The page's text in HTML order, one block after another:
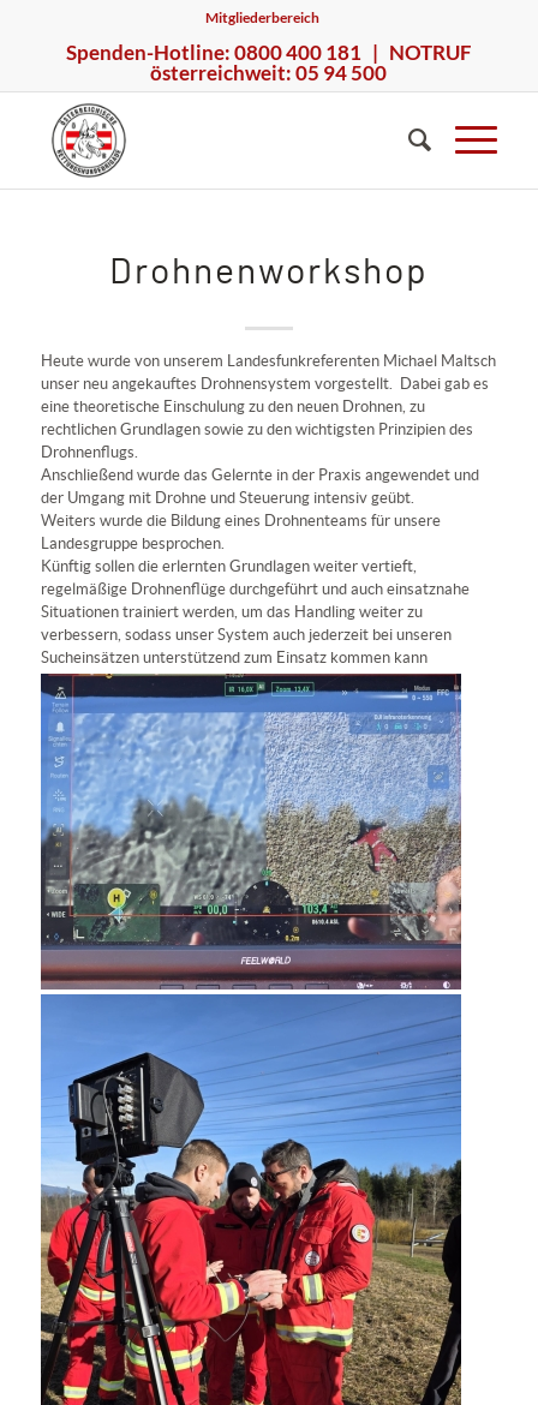
Mitgliederbereich
Spenden-Hotline: 0800 400 181 | NOTRUF
österreichweit: 05 94 500
Drohnenworkshop
Heute wurde von unserem Landesfunkreferenten Michael Maltsch
unser neu angekauftes Drohnensystem vorgestellt. Dabei gab es
eine theoretische Einschulung zu den neuen Drohnen, zu
rechtlichen Grundlagen sowie zu den wichtigsten Prinzipien des
Drohnenflugs.
Anschließend wurde das Gelernte in der Praxis angewendet und
der Umgang mit Drohne und Steuerung intensiv geübt.
Weiters wurde die Bildung eines Drohnenteams für unsere
Landesgruppe besprochen.
Künftig sollen die erlernten Grundlagen weiter vertieft,
regelmäßige Drohnenflüge durchgeführt und auch einsatznahe
Situationen trainiert werden, um das Handling weiter zu
verbessern, sodass unser System auch jederzeit bei unseren
Sucheinsätzen unterstützend zum Einsatz kommen kann